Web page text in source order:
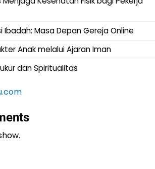
Ibadah: Masa Depan Gereja Online
Anak melalui Ajaran Iman
dan Spiritualitas